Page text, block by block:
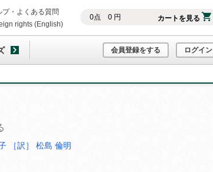
0点 0円 カートを見る
プ・よくある質問
rights (English)
会員登録をする ログイン
［訳］ 松島 倫明